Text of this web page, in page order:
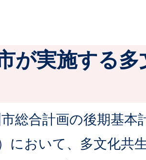
市が実施する
総合計画の後期基本
において、多文化共